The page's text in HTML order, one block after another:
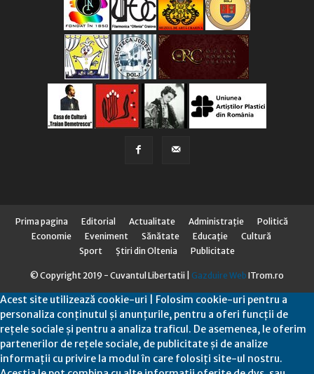
Prima pagina Editorial Actualitate Administraţie
Politică
Economie
Eveniment Sănătate Educaţie
Cultură
Sport
Știri din Oltenia Publicitate
© Copyright 2019 - Cuvantul Libertatii | Gazduire Web ITrom.ro
Acest site utilizează cookie-uri | Folosim cookie-uri pentru a
personaliza conținutul și anunțurile, pentru a oferi funcții de
rețele sociale și pentru a analiza traficul. De asemenea, le oferim
partenerilor de rețele sociale, de publicitate și de analize
informații cu privire la modul în care folosiți site-ul nostru.